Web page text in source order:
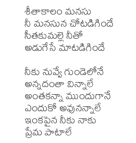
శీతాకాలం మనసు
నీ మనసున చోటడిగిందే
సీతకుమల్లె నీతో
అడుగేసే మాటడిగిందే
నీకు నువ్వే గుండెలోనే
అన్నదంతా విన్నాలే
అంతకన్నా ముందుగానే
ఎందుకో అవునన్నాలే
ఇంకపైన నీకు నాకు
ప్రేమ పాటాలే